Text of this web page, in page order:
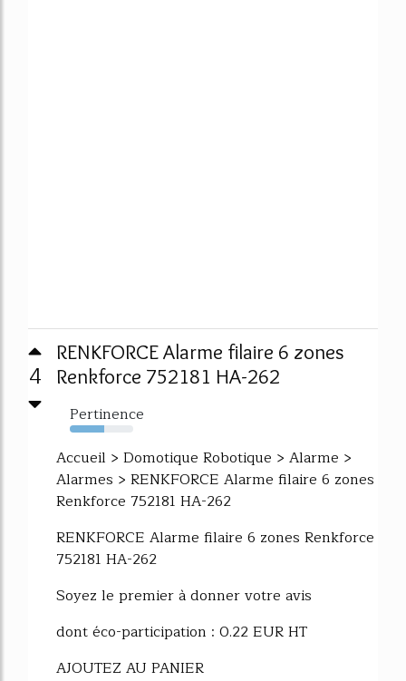
4
RENKFORCE Alarme filaire 6 zones
Renkforce 752181 HA-262
Pertinence
54%
Accueil > Domotique Robotique > Alarme >
Alarmes > RENKFORCE Alarme filaire 6 zones
Renkforce 752181 HA-262
RENKFORCE Alarme filaire 6 zones Renkforce
752181 HA-262
Soyez le premier à donner votre avis
dont éco-participation : 0.22 EUR HT
AJOUTEZ AU PANIER